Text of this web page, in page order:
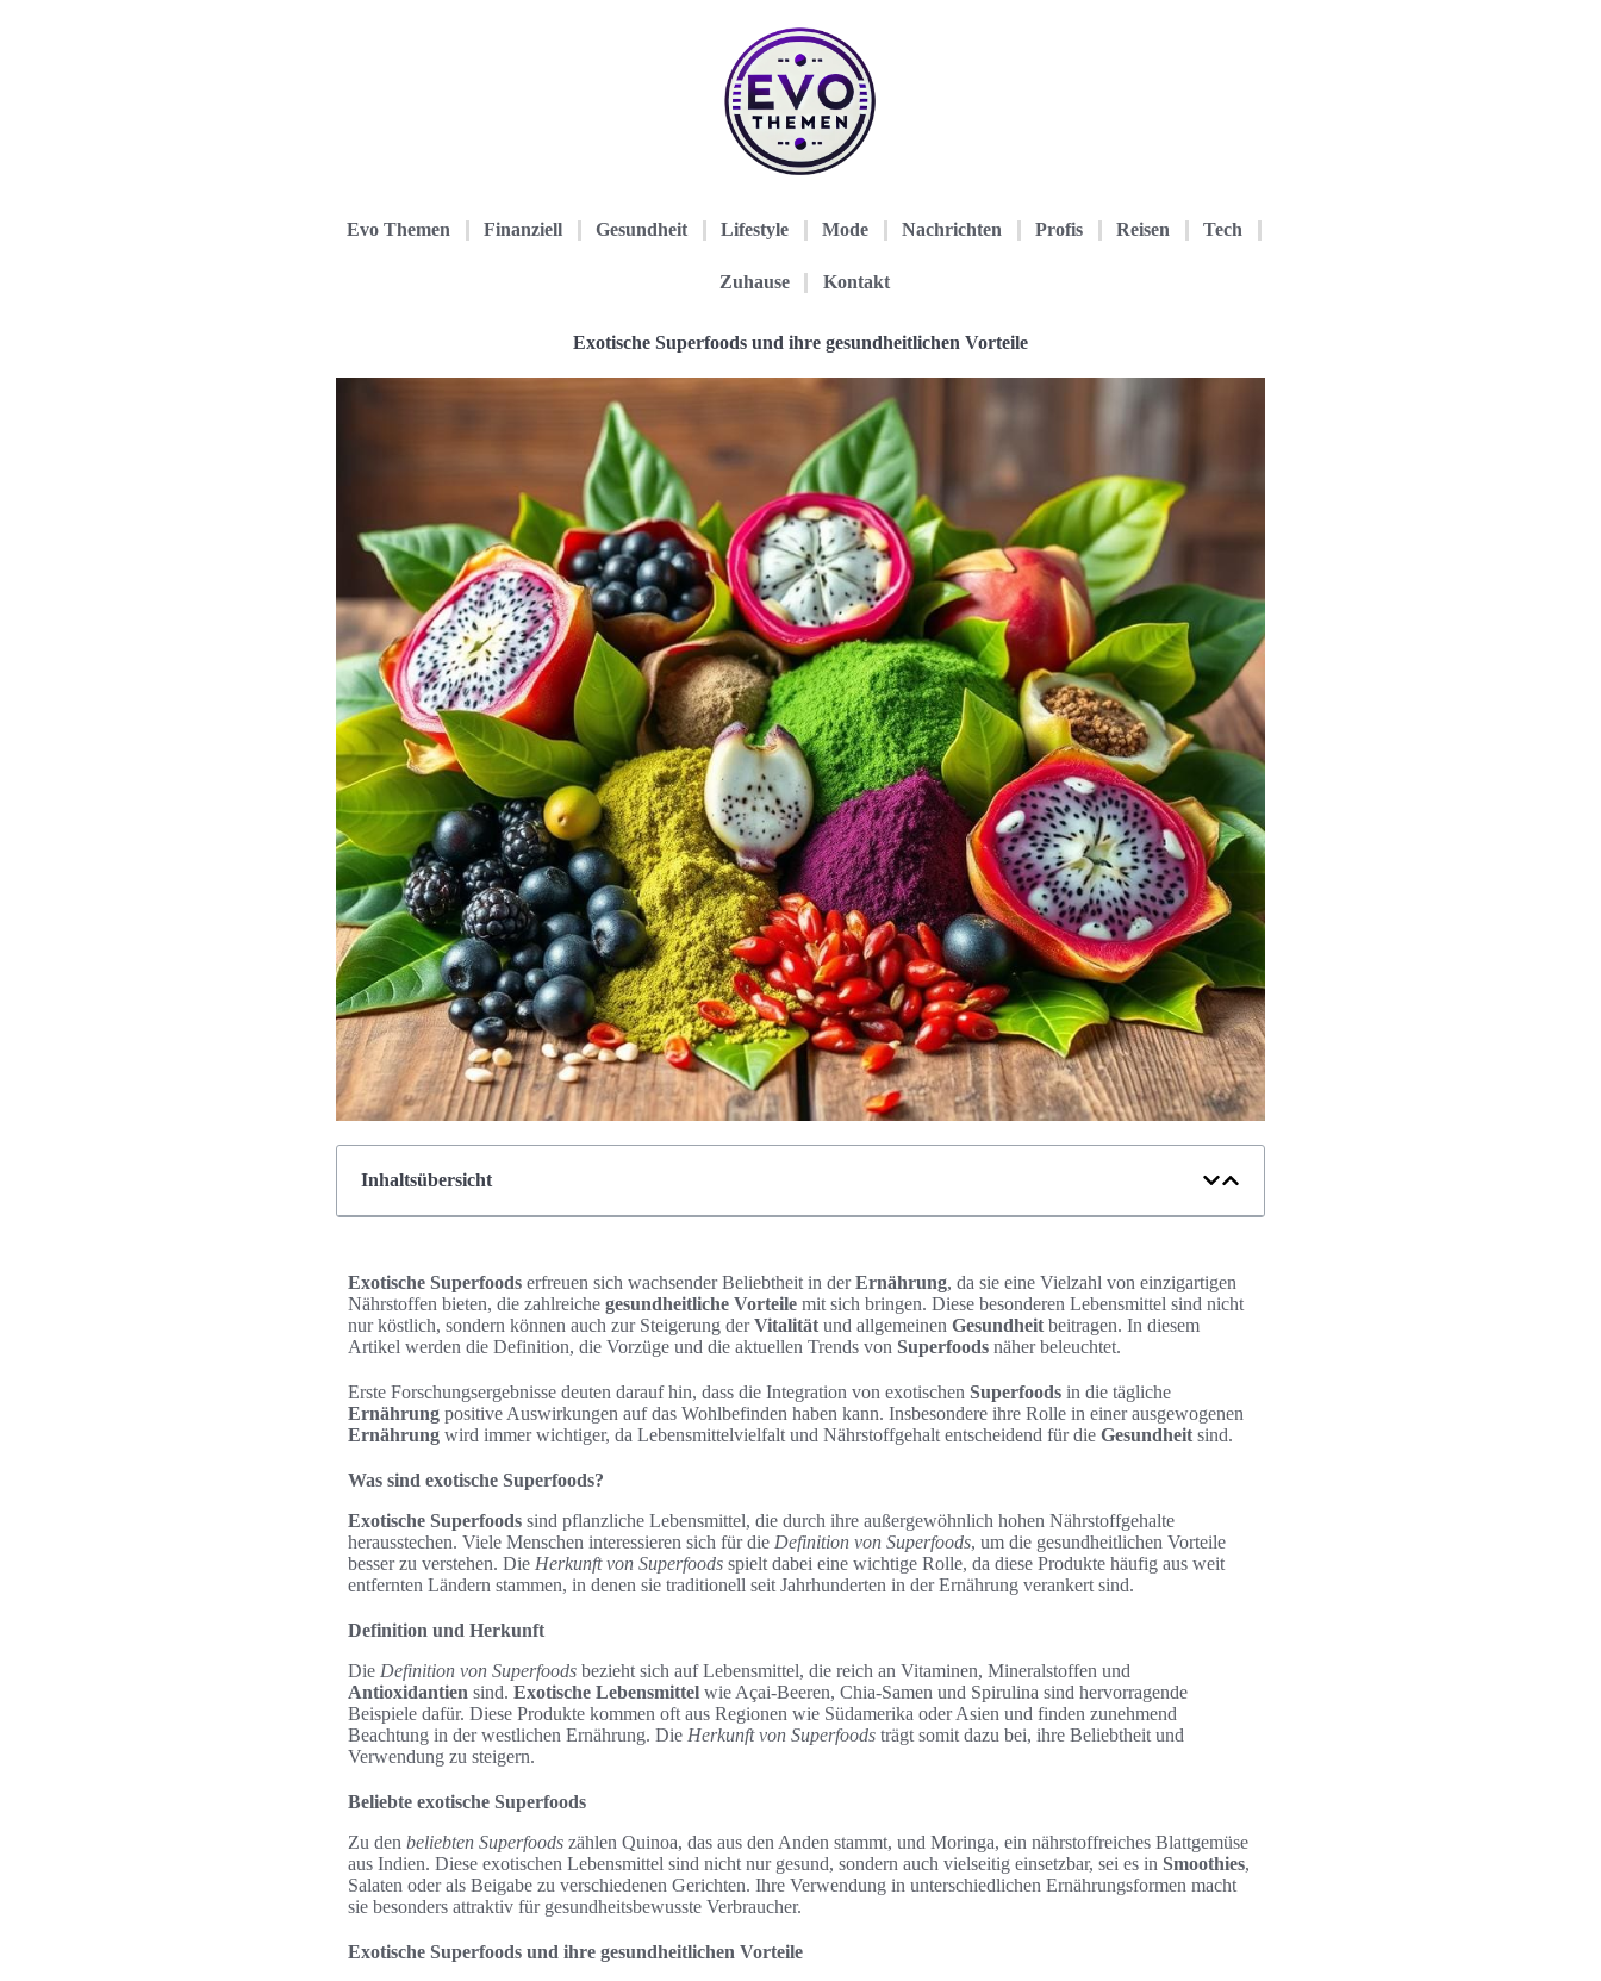
Evo Themen Finanziell Gesundheit Lifestyle Mode Nachrichten Profis Reisen Tech
Zuhause Kontakt
Exotische Superfoods und ihre gesundheitlichen Vorteile
Inhaltsübersicht
Exotische Superfoods erfreuen sich wachsender Beliebtheit in derErnährung, da sie eine Vielzahl von einzigartigen
Nährstoffen bieten, die zahlreiche gesundheitliche Vorteile mit sich bringen. Diese besonderen Lebensmittel sind nicht
nur köstlich, sondern können auch zur Steigerung derVitalität und allgemeinen Gesundheit beitragen. In diesem
Artikel werden die Definition, die Vorzüge und die aktuellen Trends von Superfoods näher beleuchtet.
Erste Forschungsergebnisse deuten darauf hin, dass die Integration von exotischen Superfoods in die tägliche
Ernährung positive Auswirkungen auf das Wohlbefinden haben kann. Insbesondere ihre Rolle in einer ausgewogenen
Ernährung wird immer wichtiger, da Lebensmittelvielfalt und Nährstoffgehalt entscheidend für die Gesundheit sind.
Was sind exotische Superfoods?
Exotische Superfoods sind pflanzliche Lebensmittel, die durch ihre außergewöhnlich hohen Nährstoffgehalte
herausstechen. Viele Menschen interessieren sich für die Definition von Superfoods, um die gesundheitlichen Vorteile
besser zu verstehen. Die Herkunft von Superfoods spielt dabei eine wichtige Rolle, da diese Produkte häufig aus weit
entfernten Ländern stammen, in denen sie traditionell seit Jahrhunderten in der Ernährung verankert sind.
Definition und Herkunft
Die Definition von Superfoods bezieht sich auf Lebensmittel, die reich an Vitaminen, Mineralstoffen und
Antioxidantien sind. Exotische Lebensmittel wie Açai-Beeren, Chia-Samen und Spirulina sind hervorragende
Beispiele dafür. Diese Produkte kommen oft aus Regionen wie Südamerika oder Asien und finden zunehmend
Beachtung in der westlichen Ernährung. Die Herkunft von Superfoods trägt somit dazu bei, ihre Beliebtheit und
Verwendung zu steigern.
Beliebte exotische Superfoods
Zu den beliebten Superfoods zählen Quinoa, das aus den Anden stammt, und Moringa, ein nährstoffreiches Blattgemüse
aus Indien. Diese exotischen Lebensmittel sind nicht nur gesund, sondern auch vielseitig einsetzbar, sei es in Smoothies,
Salaten oder als Beigabe zu verschiedenen Gerichten. Ihre Verwendung in unterschiedlichen Ernährungsformen macht
sie besonders attraktiv für gesundheitsbewusste Verbraucher.
Exotische Superfoods und ihre gesundheitlichen Vorteile